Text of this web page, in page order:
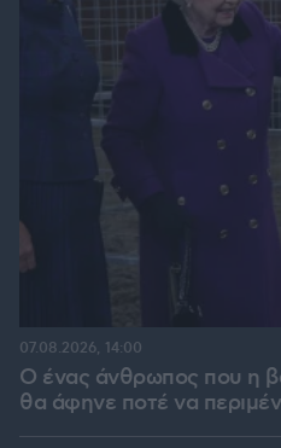
Ο ένας άνθρωπος που η
θα άφηνε ποτέ να
07.08.2026, 14:00